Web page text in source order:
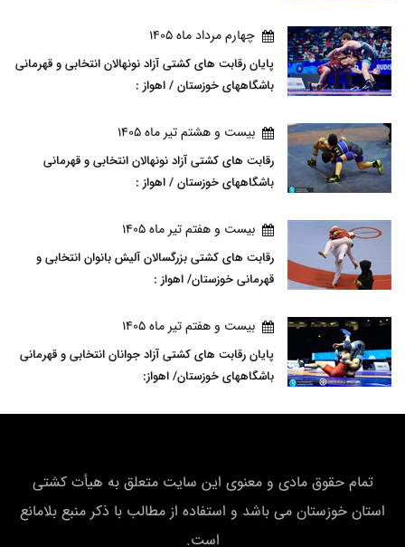
چهارم مرداد ماه 1405
پایان رقابت های کشتی آزاد نونهالان انتخابی و قهرمانی
باشگاههای خوزستان / اهواز :
بيست و هشتم تير ماه 1405
رقابت های کشتی آزاد نونهالان انتخابی و قهرمانی
باشگاههای خوزستان / اهواز :
بيست و هفتم تير ماه 1405
رقابت های کشتی بزرگسالان آلیش بانوان انتخابی و
قهرمانی خوزستان/ اهواز :
بيست و هفتم تير ماه 1405
پایان رقابت های کشتی آزاد جوانان انتخابی و قهرمانی
باشگاههای خوزستان/ اهواز:
تمام حقوق مادی و معنوی این سایت متعلق به هیأت كشتی
استان خوزستان می باشد و استفاده از مطالب با ذکر منبع بلامانع
است.